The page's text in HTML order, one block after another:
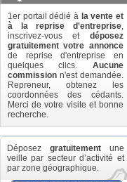
1er portail dédié à la vente et
à la reprise d'entreprise,
inscrivez-vous et déposez
gratuitement votre annonce
de reprise d'entreprise en
quelques clics. Aucune
commission n'est demandée.
Repreneur, obtenez les
coordonnées des cédants.
Merci de votre visite et bonne
recherche.
Déposez gratuitement une
veille par secteur d’activité et
par zone géographique.